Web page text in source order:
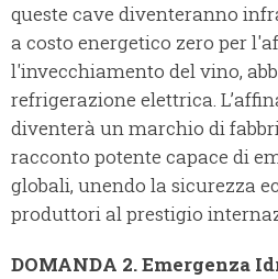
queste cave diventeranno
a costo energetico zero per
l'invecchiamento del vino,
refrigerazione elettrica.
diventerà un marchio di
racconto potente capace di
globali, unendo la sicurezza
produttori al prestigio
DOMANDA 2. Emergenza